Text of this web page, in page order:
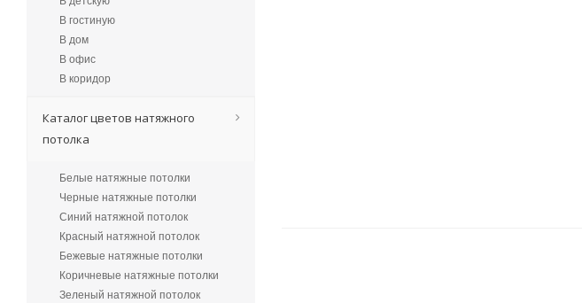
В гостиную
В дом
В офис
В коридор
Каталог цветов натяжного
потолка
Белые натяжные потолки
Черные натяжные потолки
Синий натяжной потолок
Красный натяжной потолок
Бежевые натяжные потолки
Коричневые натяжные потолки
Зеленый натяжной потолок